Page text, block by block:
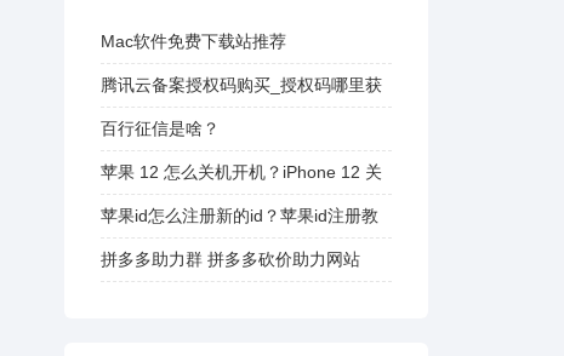
Mac软件免费下载站推荐
腾讯云备案授权码购买_授权码哪里获
取？
百行征信是啥？
苹果 12 怎么关机开机？iPhone 12 关
机方法
苹果id怎么注册新的id？苹果id注册教
程
拼多多助力群 拼多多砍价助力网站